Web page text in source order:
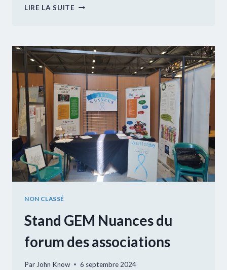
LIRE LA SUITE DESSIN
NON CLASSÉ
Stand GEM Nuances du
forum des associations
Par John Know 6 septembre 2024